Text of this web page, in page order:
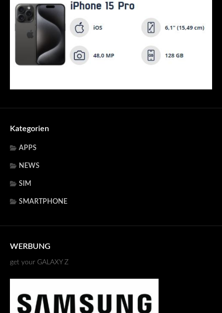
Kategorien
APPS
NEWS
SIM
SMARTPHONE
WERBUNG
get your GALAXY Z